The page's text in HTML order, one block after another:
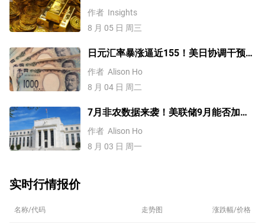
WTI原油、美元指数、纳指100指数技术
分析
作者 Insights
8 月 05 日 周三
日元汇率暴涨逼近155！美日协调干预后
，未来上涨还是下跌？
作者 Alison Ho
8 月 04 日 周二
7月非农数据来袭！美联储9月能否加
息？黄金、美元行情一触即发
作者 Alison Ho
8 月 03 日 周一
实时行情报价
名称/代码 走势图 涨跌幅/价格